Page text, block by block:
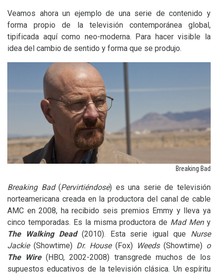
Veamos ahora un ejemplo de una serie de contenido y
forma propio de la televisión contemporánea global,
tipificada aquí como neo-moderna. Para hacer visible la
idea del cambio de sentido y forma que se produjo.
Breaking Bad
Breaking Bad(Pervirtiéndose) es una serie de televisión
norteamericana creada en la productora del canal de cable
AMC en 2008, ha recibido seis premios Emmy y lleva ya
cinco temporadas. Es la misma productora de Mad Men y
The Walking Dead(2010). Esta serie igual que Nurse
Jackie(Showtime) Dr. House (Fox) Weeds(Showtime) o
The Wire (HBO, 2002-2008) transgrede muchos de los
supuestos educativos de la televisión clásica. Un espíritu